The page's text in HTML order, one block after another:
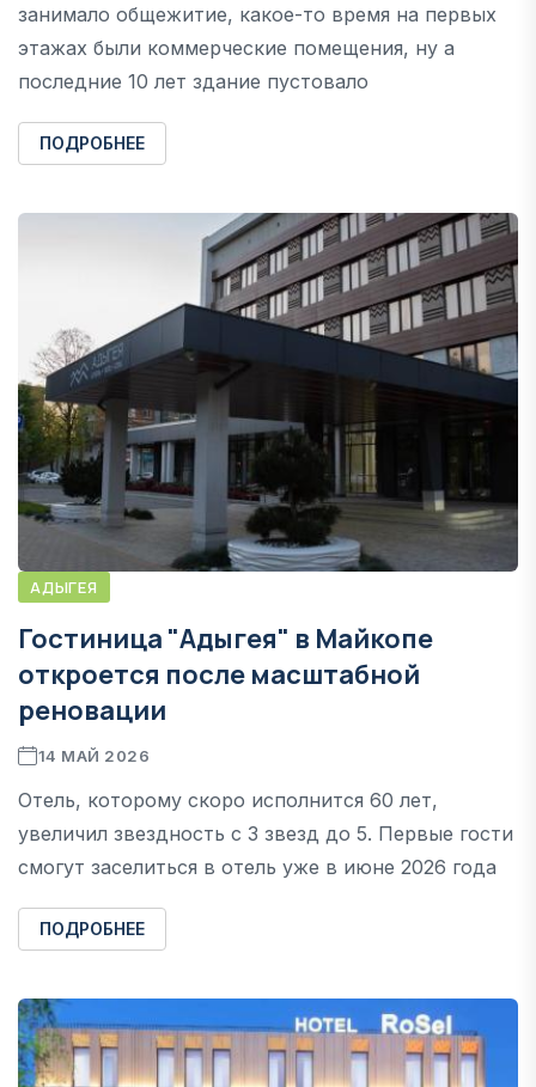
занимало общежитие, какое-то время на первых
этажах были коммерческие помещения, ну а
последние 10 лет здание пустовало
ПОДРОБНЕЕ
АДЫГЕЯ
Гостиница "Адыгея" в Майкопе
откроется после масштабной
реновации
14 МАЙ 2026
Отель, которому скоро исполнится 60 лет,
увеличил звездность с 3 звезд до 5. Первые гости
смогут заселиться в отель уже в июне 2026 года
ПОДРОБНЕЕ